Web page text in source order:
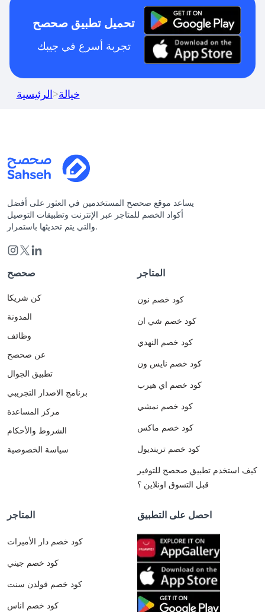
تحميل تطبيق صحصح
تجربة أسرع في جيبك
الرئيسية>خيالة
يساعد موقع صحصح المستخدمين في العثور على أفضل
أكواد الخصم للمتاجر عبر الإنترنت وتطبيقات التوصيل
والتي يتم تحديثها باستمرار.
صحصح
كن شريكا
المدونة
وظائف
عن صحصح
تطبيق الجوال
برنامج الاصدار التجريبي
مركز المساعدة
الشروط والأحكام
سياسة الخصوصية
المتاجر
كود خصم نون
كود خصم شي ان
كود خصم النهدي
كود خصم نايس ون
كود خصم اي هيرب
كود خصم نمشي
كود خصم ماكس
كود خصم ترينديول
كيف استخدم تطبيق صحصح للتوفير
قبل التسوق اونلاين ؟
المتاجر
كود خصم دار الأميرات
كود خصم جيني
كود خصم قولدن سنت
كود خصم اناس
احصل على التطبيق